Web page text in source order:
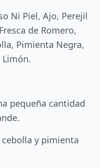
Ni Piel, Ajo, Perejil
de Romero,
Pimienta Negra,
Limón.
pequeña cantidad
y pimienta